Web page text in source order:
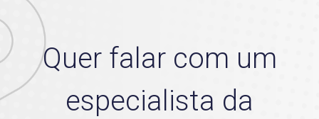
Quer falar com um
especialista da